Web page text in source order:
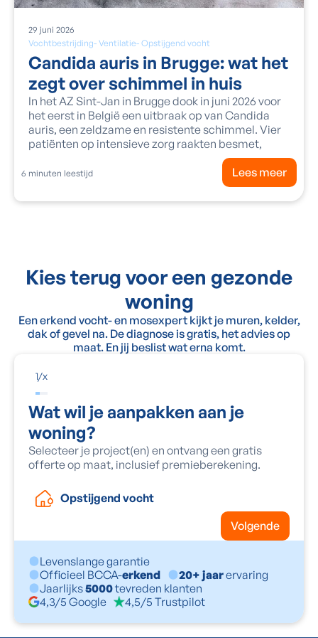
Vochtbestrijding- Ventilatie- Opstijgend vocht
29 juni 2026
Candida auris in Brugge: wat het
zegt over schimmel in huis
In het AZ Sint-Jan in Brugge dook in juni 2026 voor
het eerst in België een uitbraak op van Candida
auris, een zeldzame en resistente schimmel. Vier
patiënten op intensieve zorg raakten besmet,
6 minuten leestijd Lees meer
Kies terug voor een gezonde
woning
Een erkend vocht- en mosexpert kijkt je muren, kelder,
dak of gevel na. De diagnose is gratis, het advies op
maat. En jij beslist wat erna komt.
1/x
Wat wil je aanpakken aan je
woning?
Selecteer je project(en) en ontvang een gratis
offerte op maat, inclusief premieberekening.
Opstijgend vocht
Volgende
Levenslange garantie
Officieel BCCA-erkend 20+ jaarervaring
Jaarlijks5000tevreden klanten
4,3/5 Google
4,5/5 Trustpilot